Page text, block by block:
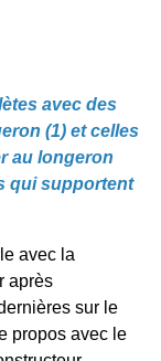
avec des
(1) et celles
au longeron
qui supportent
avec la
après
sur le
propos avec le